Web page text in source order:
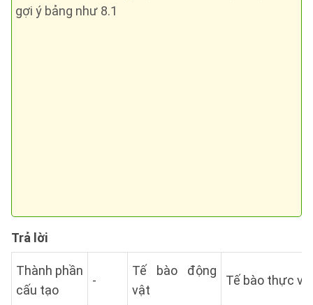
gợi ý bảng như 8.1
Trả lời
Thành phần
cấu tạo
-
Tế bào động
vật
Tế bào thực